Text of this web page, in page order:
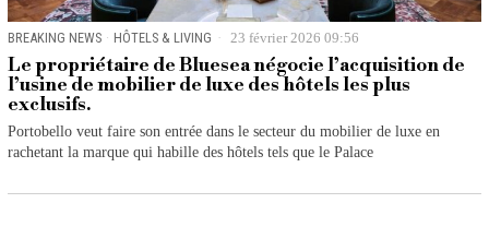
BREAKING NEWS · HÔTELS & LIVING 23 février 2026 09:56
Le propriétaire de Bluesea négocie l’acquisition de
l’usine de mobilier de luxe des hôtels les plus
exclusifs.
Portobello veut faire son entrée dans le secteur du mobilier de luxe en
rachetant la marque qui habille des hôtels tels que le Palace